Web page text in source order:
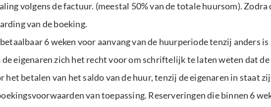
volgens de factuur. (meestal 50% van de totale huursom). Zodra
van de boeking.
6 weken voor aanvang van de huurperiode tenzij anders
eigenaren zich het recht voor om schriftelijk te laten weten dat
betalen van het saldo van de huur, tenzij de eigenaren in staat
van toepassing. Reserveringen die binnen 6